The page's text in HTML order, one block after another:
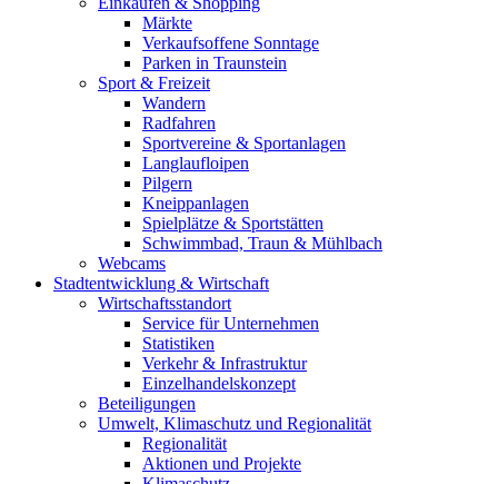
Märkte
Verkaufsoffene Sonntage
Parken in Traunstein
Sport & Freizeit
Wandern
Radfahren
Sportvereine & Sportanlagen
Langlaufloipen
Pilgern
Kneippanlagen
Spielplätze & Sportstätten
Schwimmbad, Traun & Mühlbach
Webcams
Stadtentwicklung & Wirtschaft
Wirtschaftsstandort
Service für Unternehmen
Statistiken
Verkehr & Infrastruktur
Einzelhandelskonzept
Beteiligungen
Umwelt, Klimaschutz und Regionalität
Regionalität
Aktionen und Projekte